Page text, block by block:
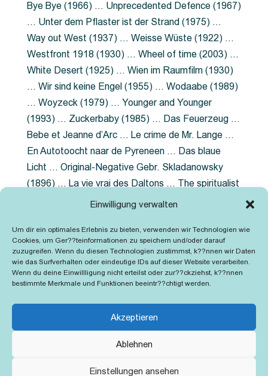
Einwilligung verwalten
Um dir ein optimales Erlebnis zu bieten, verwenden wir Technologien wie
Cookies, um Ger??teinformationen zu speichern und/oder darauf
zuzugreifen. Wenn du diesen Technologien zustimmst, k??nnen wir Daten
wie das Surfverhalten oder eindeutige IDs auf dieser Website verarbeiten.
Wenn du deine Einwillligung nicht erteilst oder zur??ckziehst, k??nnen
bestimmte Merkmale und Funktionen beeintr??chtigt werden.
Akzeptieren
Ablehnen
Einstellungen ansehen
Bye Bye (1966) … Unprecedented Defence (1967)
… Unter dem Pflaster ist der Strand (1975) …
Way out West (1937) … Weisse Wüste (1922) …
Westfront 1918 (1930) … Wheel of time (2003) …
White Desert (1925) … Wien im Raumfilm (1930)
… Wir sind keine Engel (1955) … Wodaabe (1989)
… Woyzeck (1979) … Younger and Younger
(1993) … Zuckerbaby (1985) … Das Feuerzeug …
Bebe et Jeanne d’Arc … Le crime de Mr. Lange …
En Autotoocht naar de Pyreneen … Das blaue
Licht … Original-Negative Gebr. Skladanowsky
(1896) … La vie vrai des Daltons … The spiritualist
photographer … Feuer im Fjord … The Song of the
Grubenlampe … Tolstoy … Grün ist die Heide …
Lady Hamilton … Mütter verzaget nicht …
Ruttmann Werbefilme